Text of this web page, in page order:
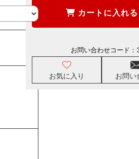
カートに入れる
お気に入り お問い
お問い合わせコード：